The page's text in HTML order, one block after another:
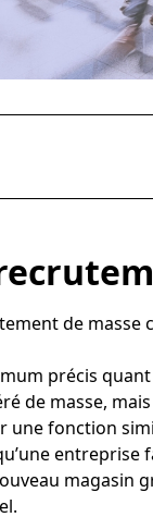
candidat
de
précis
de masse,
une fonction
magasin